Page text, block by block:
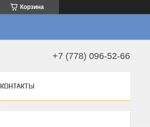
Корзина
+7 (778) 096-52-66
КОНТАКТЫ